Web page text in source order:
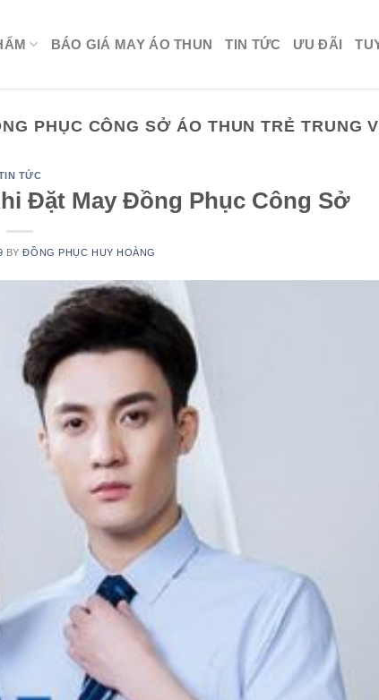
BÁO GIÁ MAY ÁO THUN TIN TỨC ƯU ĐÃI
PHỤC CÔNG SỞ ÁO THUN TRẺ TRUNG
TỨC
Đặt May Đồng Phục Công Sở
BYĐỒNG PHỤC HUY HOÀNG